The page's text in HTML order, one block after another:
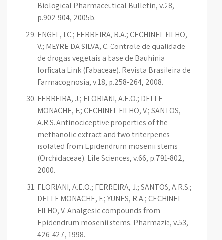
Biological Pharmaceutical Bulletin, v.28,
p.902-904, 2005b.
ENGEL, I.C.; FERREIRA, R.A.; CECHINEL FILHO,
V.; MEYRE DA SILVA, C. Controle de qualidade
de drogas vegetais a base de Bauhinia
forficata Link (Fabaceae). Revista Brasileira de
Farmacognosia, v.18, p.258-264, 2008.
FERREIRA, J.; FLORIANI, A.E.O.; DELLE
MONACHE, F.; CECHINEL FILHO, V.; SANTOS,
A.R.S. Antinociceptive properties of the
methanolic extract and two triterpenes
isolated from Epidendrum mosenii stems
(Orchidaceae). Life Sciences, v.66, p.791-802,
2000.
FLORIANI, A.E.O.; FERREIRA, J.; SANTOS, A.R.S.;
DELLE MONACHE, F.; YUNES, R.A.; CECHINEL
FILHO, V. Analgesic compounds from
Epidendrum mosenii stems. Pharmazie, v.53,
426-427, 1998.